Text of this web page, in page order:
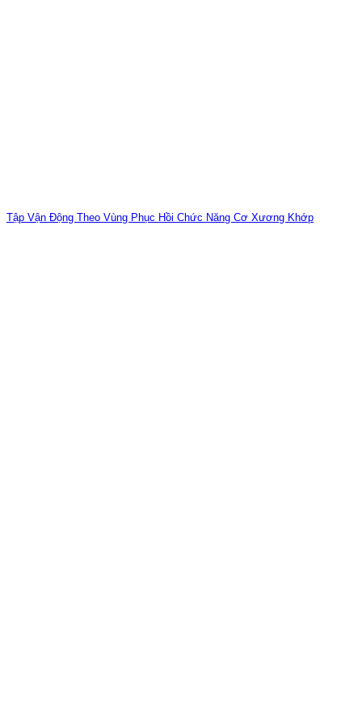
Tập Vận Động Theo Vùng Phục Hồi Chức Năng Cơ Xương Khớp